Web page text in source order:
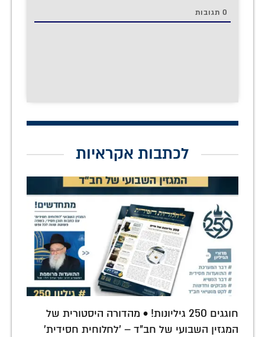
0 תגובות
לכתבות אקראיות
חוגגים 250 גיליונות! • מהדורה היסטורית של
המגזין השבועי של חב"ד – 'לחלוחית חסידית'